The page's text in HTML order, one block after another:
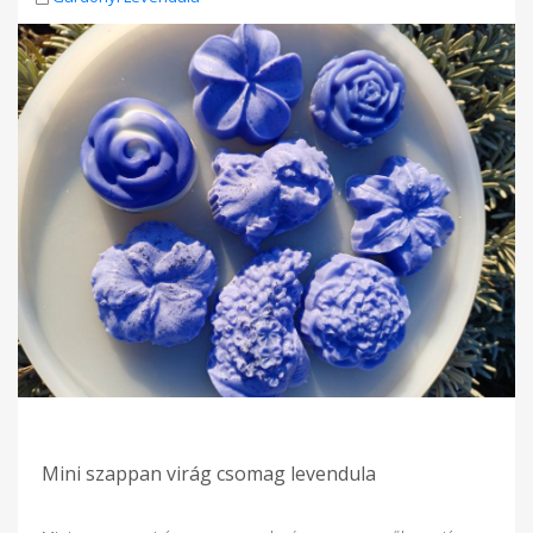
Mini szappan virág csomag levendula